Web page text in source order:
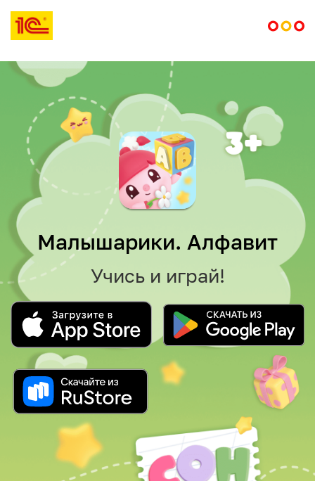
Малышарики. Алфавит
Учись и играй!